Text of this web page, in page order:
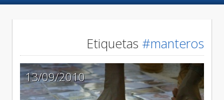
Etiquetas #manteros
13/09/2010